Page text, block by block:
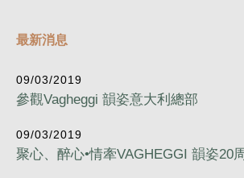
最新消息
09/03/2019
參觀Vagheggi 韻姿意大利總部
09/03/2019
聚心、醉心•情牽VAGHEGGI 韻姿20